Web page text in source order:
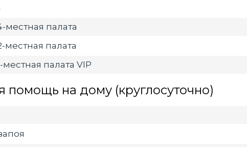
местная палата
палата
палата VIP
помощь на дому (круглосуточно)